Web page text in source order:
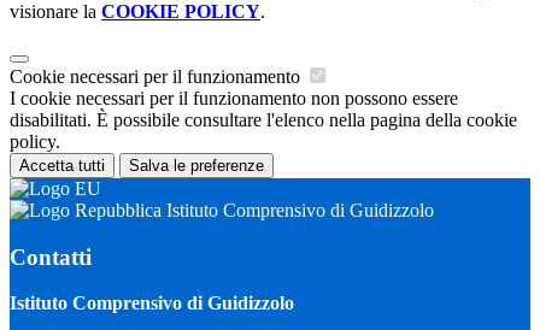
visionare la COOKIE POLICY.
Cookie necessari per il funzionamento
I cookie necessari per il funzionamento non possono essere
disabilitati. È possibile consultare l'elenco nella pagina della cookie
policy.
Accetta tutti Salva le preferenze
Istituto Comprensivo di Guidizzolo
Contatti
Istituto Comprensivo di Guidizzolo